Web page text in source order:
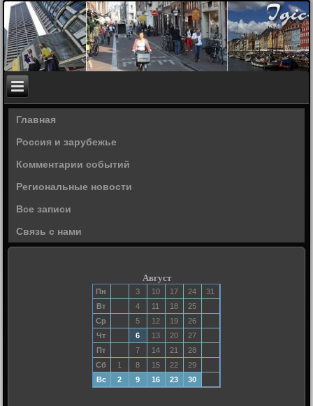
Главная
Россия и зарубежье
Комментарии событий
Региональные новости
Все записи
Связь с нами
Август
Пн 3 10 17 24
31
Вт
4 11 18
25
Ср
5 12 19
26
Чт
6 13 20
27
Пт
7 14 21
28
Сб
1 8 15 22
29
Вс
2 9 16 23 30